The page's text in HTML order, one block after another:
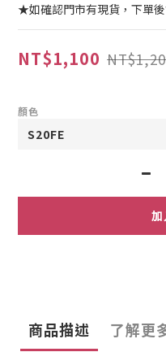
★如確認門市有現貨，下單
NT$1,100
顏色
商品描述 了解更